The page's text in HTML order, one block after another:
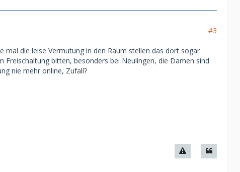
#3
mal die leise Vermutung in den Raum stellen das dort sogar
Freischaltung bitten, besonders bei Neulingen, die Damen sind
nie mehr online, Zufall?